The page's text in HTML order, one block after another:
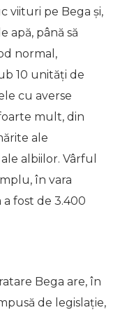
viituri pe Bega și,
apă, până să
normal,
10 unități de
cu averse
mult, din
ale
albiilor. Vârful
în vara
fost de 3.400
Bega are, în
de legislație,